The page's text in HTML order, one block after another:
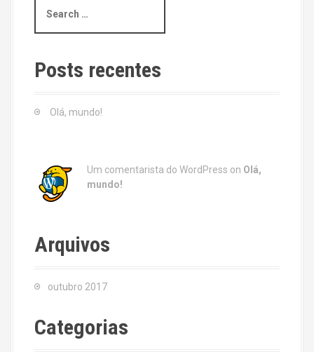
a
c
h
Posts recentes
Olá, mundo!
Um comentarista do WordPress on Olá,
mundo!
Arquivos
outubro 2017
Categorias